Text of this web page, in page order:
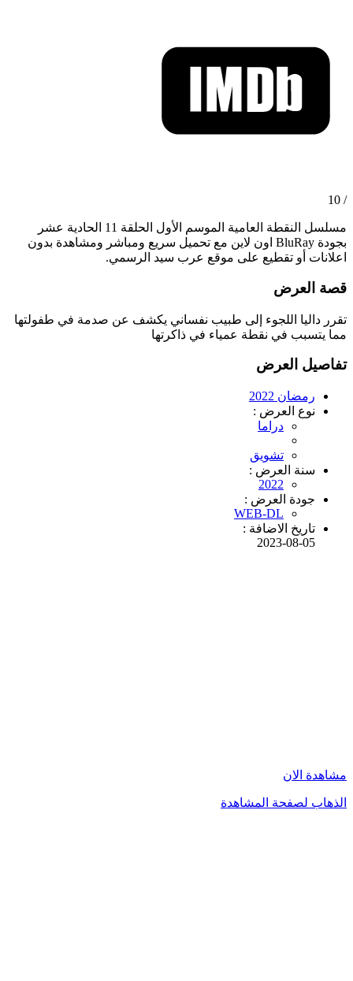
/ 10
مسلسل النقطة العامية الموسم الأول الحلقة 11 الحادية عشر
بجودة BluRay اون لاين مع تحميل سريع ومباشر ومشاهدة بدون
اعلانات أو تقطيع على موقع عرب سيد الرسمي.
قصة العرض
تقرر داليا اللجوء إلى طبيب نفساني يكشف عن صدمة في طفولتها
مما يتسبب في نقطة عمياء في ذاكرتها
تفاصيل العرض
رمضان 2022
نوع العرض :
دراما
تشويق
سنة العرض :
2022
جودة العرض :
WEB-DL
تاريخ الاضافة :
2023-08-05
مشاهدة الان
الذهاب لصفحة المشاهدة